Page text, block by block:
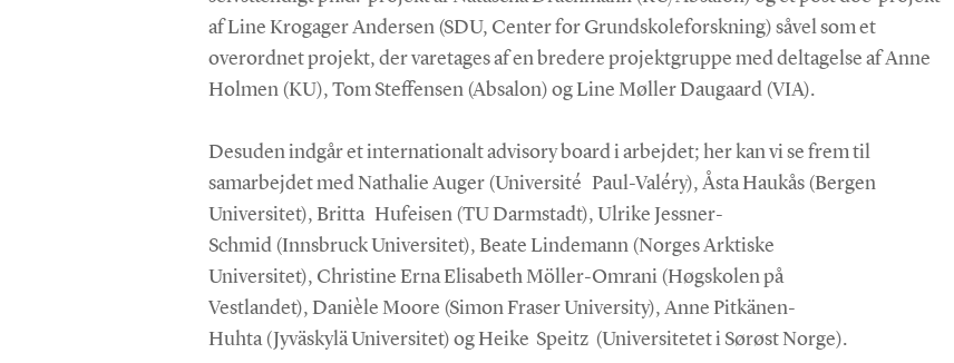
af Line Krogager Andersen (SDU, Center for Grundskoleforskning) såvel som et
overordnet projekt, der varetages af en bredere projektgruppe med deltagelse af Anne
Holmen (KU), Tom Steffensen (Absalon) og Line Møller Daugaard (VIA).
Desuden indgår et internationalt advisory board i arbejdet; her kan vi se frem til
samarbejdet med Nathalie Auger (Université Paul-Valéry), Åsta Haukås (Bergen
Universitet), Britta Hufeisen (TU Darmstadt), Ulrike Jessner-
Schmid (Innsbruck Universitet), Beate Lindemann (Norges Arktiske
Universitet), Christine Erna Elisabeth Möller-Omrani (Høgskolen på
Vestlandet), Danièle Moore (Simon Fraser University), Anne Pitkänen-
Huhta (Jyväskylä Universitet) og Heike Speitz (Universitetet i Sørøst Norge).